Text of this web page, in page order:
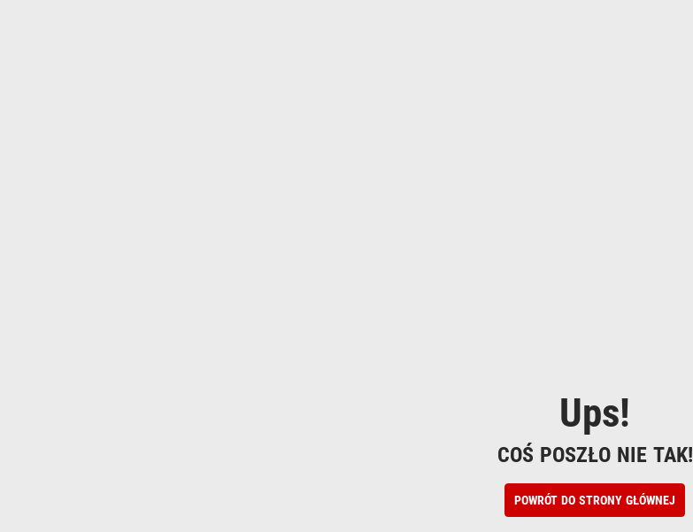
Ups!
COŚ POSZŁO NIE TAK!
POWRÓT DO STRONY GŁÓWNEJ